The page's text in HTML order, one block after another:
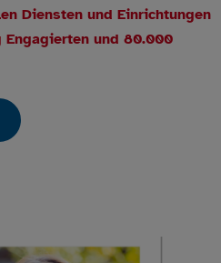
Diensten und Einrichtungen
und 80.000